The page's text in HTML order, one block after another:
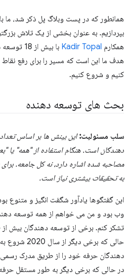
همانطور که در پست وبلاگ پل ذکر شد، ما
بپردازیم. به عنوان بخشی از یک تلاش
همکارم Kadir Topal
با بیش از
هدف ما این است که مسیر را برای رفع
کنیم و شروع کنیم.
بحث های توسعه دهنده
سلب مسئولیت: این بینش ها بر اساس
دهندگان است. هنگام استفاده از "همه" یا
مصاحبه شده اشاره دارد، نه کل جامعه.
به تحقیقات بیشتری نیاز است.
این گفتگوها یادآور شگفت انگیز و متنوع
وب بود و من می خواهم از همه توسعه
حالی که برخی
دهندگان حرفه خود را از طریق مدرک رسمی
در حالی که برخی دیگر به طور مستقل